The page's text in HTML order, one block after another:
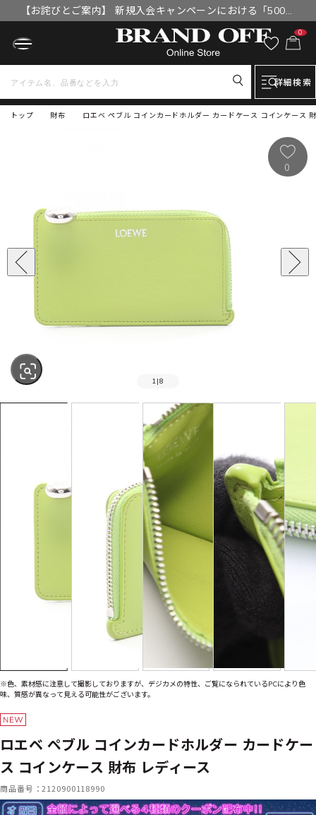
【お詫びとご案内】 新規入会キャンペーンにおける「500円
OFFクーポン」付与漏れと補填について
0
詳細検索
トップ ロエベ ペブル コインカードホルダー カードケース コインケース
財布
SOLD OUT
1 |8
0
※色、素材感に注意して撮影しておりますが、デジカメの特性、ご覧になられているPCにより色
味、質感が異なって見える可能性がございます。
ロエベ ペブル コインカードホルダー カードケー
ス コインケース 財布 レディース
商品番号：2120900118990